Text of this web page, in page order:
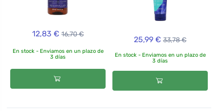
12,83 € 16,70 €
En stock - Enviamos en un plazo de
3 días
25,99 € 33,78 €
En stock - Enviamos en un plazo de
3 días